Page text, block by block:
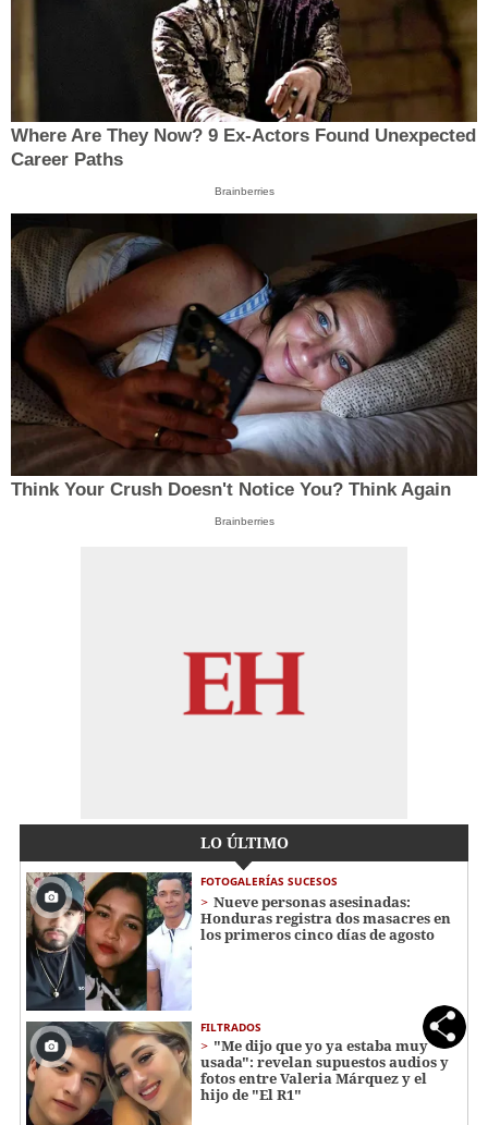
Where Are They Now? 9 Ex-Actors Found Unexpected
Career Paths
Brainberries
Think Your Crush Doesn't Notice You? Think Again
Brainberries
LO ÚLTIMO
FOTOGALERÍAS SUCESOS
Nueve personas asesinadas:
Honduras registra dos masacres en
los primeros cinco días de agosto
FILTRADOS
"Me dijo que yo ya estaba muy
usada": revelan supuestos audios y
fotos entre Valeria Márquez y el
hijo de "El R1"